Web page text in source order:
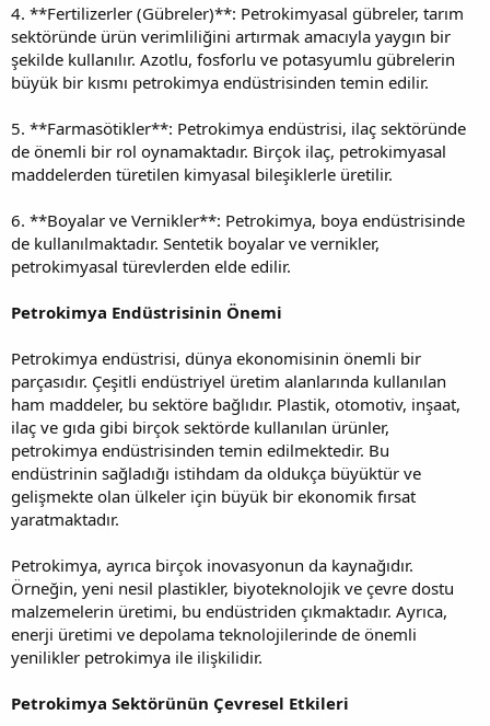
4. **Fertilizerler (Gübreler)**: Petrokimyasal gübreler, tarım
sektöründe ürün verimliliğini artırmak amacıyla yaygın bir
şekilde kullanılır. Azotlu, fosforlu ve potasyumlu gübrelerin
büyük bir kısmı petrokimya endüstrisinden temin edilir.
5. **Farmasötikler**: Petrokimya endüstrisi, ilaç sektöründe
de önemli bir rol oynamaktadır. Birçok ilaç, petrokimyasal
maddelerden türetilen kimyasal bileşiklerle üretilir.
6. **Boyalar ve Vernikler**: Petrokimya, boya endüstrisinde
de kullanılmaktadır. Sentetik boyalar ve vernikler,
petrokimyasal türevlerden elde edilir.
Petrokimya Endüstrisinin Önemi
Petrokimya endüstrisi, dünya ekonomisinin önemli bir
parçasıdır. Çeşitli endüstriyel üretim alanlarında kullanılan
ham maddeler, bu sektöre bağlıdır. Plastik, otomotiv, inşaat,
ilaç ve gıda gibi birçok sektörde kullanılan ürünler,
petrokimya endüstrisinden temin edilmektedir. Bu
endüstrinin sağladığı istihdam da oldukça büyüktür ve
gelişmekte olan ülkeler için büyük bir ekonomik fırsat
yaratmaktadır.
Petrokimya, ayrıca birçok inovasyonun da kaynağıdır.
Örneğin, yeni nesil plastikler, biyoteknolojik ve çevre dostu
malzemelerin üretimi, bu endüstriden çıkmaktadır. Ayrıca,
enerji üretimi ve depolama teknolojilerinde de önemli
yenilikler petrokimya ile ilişkilidir.
Petrokimya Sektörünün Çevresel Etkileri